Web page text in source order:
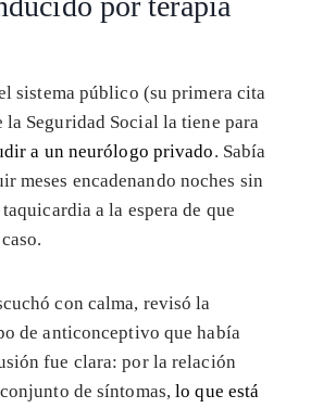
sistema público (su primera cita
Seguridad Social la tiene para
a un neurólogo privado. Sabía
meses encadenando noches sin
a la espera de que
con calma, revisó la
de anticonceptivo que había
fue clara: por la relación
de síntomas,lo que está